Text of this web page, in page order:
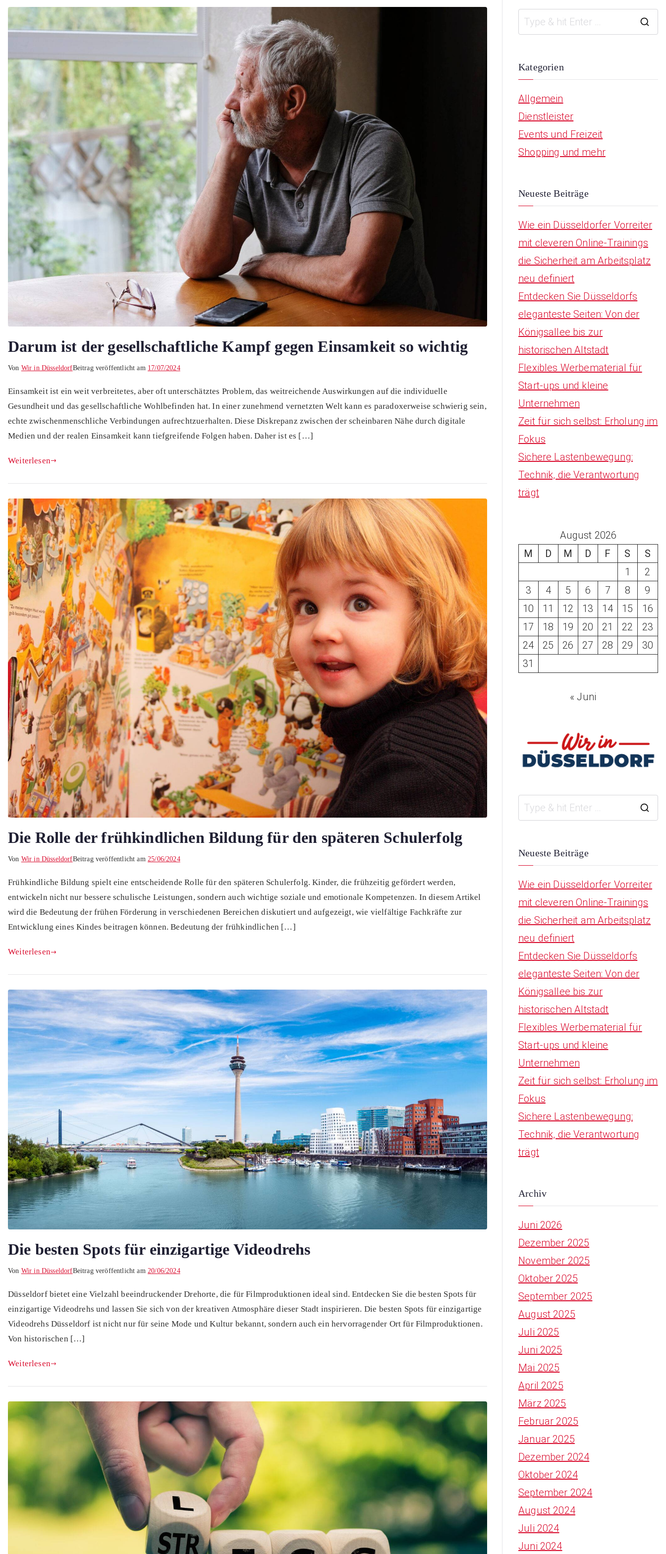
Darum ist der gesellschaftliche Kampf gegen Einsamkeit so wichtig
Von Wir in DüsseldorfBeitrag veröffentlicht am 17/07/2024
Einsamkeit ist ein weit verbreitetes, aber oft unterschätztes Problem, das weitreichende Auswirkungen auf die individuelle
Gesundheit und das gesellschaftliche Wohlbefinden hat. In einer zunehmend vernetzten Welt kann es paradoxerweise schwierig sein,
echte zwischenmenschliche Verbindungen aufrechtzuerhalten. Diese Diskrepanz zwischen der scheinbaren Nähe durch digitale
Medien und der realen Einsamkeit kann tiefgreifende Folgen haben. Daher ist es […]
Weiterlesen
Die Rolle der frühkindlichen Bildung für den späteren Schulerfolg
Von Wir in DüsseldorfBeitrag veröffentlicht am 25/06/2024
Frühkindliche Bildung spielt eine entscheidende Rolle für den späteren Schulerfolg. Kinder, die frühzeitig gefördert werden,
entwickeln nicht nur bessere schulische Leistungen, sondern auch wichtige soziale und emotionale Kompetenzen. In diesem Artikel
wird die Bedeutung der frühen Förderung in verschiedenen Bereichen diskutiert und aufgezeigt, wie vielfältige Fachkräfte zur
Entwicklung eines Kindes beitragen können. Bedeutung der frühkindlichen […]
Weiterlesen
Die besten Spots für einzigartige Videodrehs
Von Wir in DüsseldorfBeitrag veröffentlicht am 20/06/2024
Düsseldorf bietet eine Vielzahl beeindruckender Drehorte, die für Filmproduktionen ideal sind. Entdecken Sie die besten Spots für
einzigartige Videodrehs und lassen Sie sich von der kreativen Atmosphäre dieser Stadt inspirieren. Die besten Spots für einzigartige
Videodrehs Düsseldorf ist nicht nur für seine Mode und Kultur bekannt, sondern auch ein hervorragender Ort für Filmproduktionen.
Von historischen […]
Weiterlesen
r
Kategorien
Allgemein
Dienstleister
Events und Freizeit
Shopping und mehr
Neueste Beiträge
Wie ein Düsseldorfer Vorreiter
mit cleveren Online-Trainings
die Sicherheit am Arbeitsplatz
neu definiert
Entdecken Sie Düsseldorfs
eleganteste Seiten: Von der
Königsallee bis zur
historischen Altstadt
Flexibles Werbematerial für
Start-ups und kleine
Unternehmen
Zeit für sich selbst: Erholung im
Fokus
Sichere Lastenbewegung:
Technik, die Verantwortung
trägt
August 2026
M
D M D F S
S
1
2
3
4 5 6 7 8
9
10
11 12 13 14 15
16
17
18 19 20 21 22
23
24
25 26 27 28 29
30
31
« Juni
r
Neueste Beiträge
Wie ein Düsseldorfer Vorreiter
mit cleveren Online-Trainings
die Sicherheit am Arbeitsplatz
neu definiert
Entdecken Sie Düsseldorfs
eleganteste Seiten: Von der
Königsallee bis zur
historischen Altstadt
Flexibles Werbematerial für
Start-ups und kleine
Unternehmen
Zeit für sich selbst: Erholung im
Fokus
Sichere Lastenbewegung:
Technik, die Verantwortung
trägt
Archiv
Juni 2026
Dezember 2025
November 2025
Oktober 2025
September 2025
August 2025
Juli 2025
Juni 2025
Mai 2025
April 2025
März 2025
Februar 2025
Januar 2025
Dezember 2024
Oktober 2024
September 2024
August 2024
Juli 2024
Juni 2024